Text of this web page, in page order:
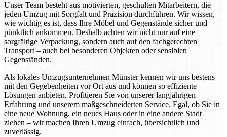
Unser Team besteht aus motivierten, geschulten Mitarbeitern, die
jeden Umzug mit Sorgfalt und Präzision durchführen. Wir wissen,
wie wichtig es ist, dass Ihre Möbel und Gegenstände sicher und
pünktlich ankommen. Deshalb achten wir nicht nur auf eine
sorgfältige Verpackung, sondern auch auf den fachgerechten
Transport – auch bei besonderen Objekten oder sensiblen
Gegenständen.
Als lokales Umzugsunternehmen Münster kennen wir uns bestens
mit den Gegebenheiten vor Ort aus und können so effiziente
Lösungen anbieten. Profitieren Sie von unserer langjährigen
Erfahrung und unserem maßgeschneiderten Service. Egal, ob Sie in
eine neue Wohnung, ein neues Haus oder in eine andere Stadt
ziehen – wir machen Ihren Umzug einfach, übersichtlich und
zuverlässig.